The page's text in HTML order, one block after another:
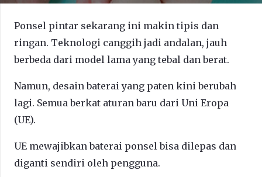
Ponsel pintar sekarang ini makin tipis dan
ringan. Teknologi canggih jadi andalan, jauh
berbeda dari model lama yang tebal dan berat.
Namun, desain baterai yang paten kini berubah
lagi. Semua berkat aturan baru dari Uni Eropa
(UE).
UE mewajibkan baterai ponsel bisa dilepas dan
diganti sendiri oleh pengguna.